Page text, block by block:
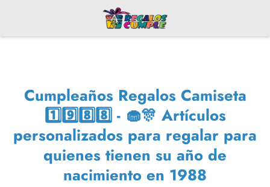
Cumpleaños Regalos Camiseta
1️⃣9️⃣8️⃣8️⃣ - 🧁🎊 Artículos
personalizados para regalar para
quienes tienen su año de
nacimiento en 1988